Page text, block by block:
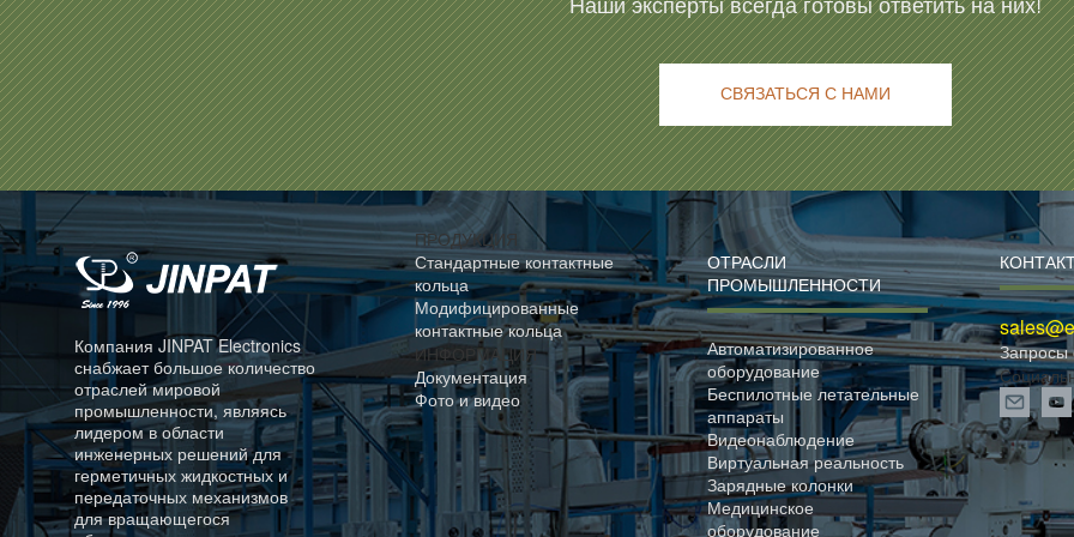
СВЯЗАТЬСЯ С НАМИ
Компания JINPAT Electronics
снабжает большое количество
отраслей мировой
промышленности, являясь
лидером в области
инженерных решений для
герметичных жидкостных и
передаточных механизмов
для вращающегося
ПРОДУКЦИЯ
Стандартные контактные
кольца
Модифицированные
контактные кольца
ИНФОРМАЦИЯ
Документация
Фото и видео
ОТРАСЛИ
ПРОМЫШЛЕННОСТИ
Автоматизированное
оборудование
Беспилотные летательные
аппараты
Видеонаблюдение
Виртуальная реальность
Зарядные колонки
Медицинское
оборудование
Запросы